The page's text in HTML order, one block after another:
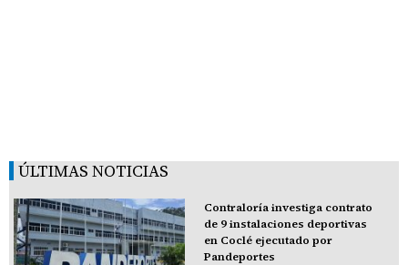
ÚLTIMAS NOTICIAS
Contraloría investiga contrato
de 9 instalaciones deportivas
en Coclé ejecutado por
Pandeportes